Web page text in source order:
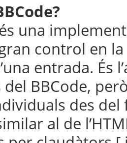
una
control en
entrada. És
del BBCode,
des
al de